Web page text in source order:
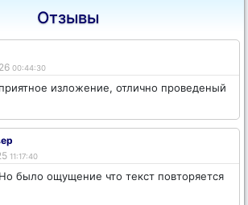
Отзывы
00:44:30
изложение, отлично проведеный
11:17:40
было ощущение что текст повторяется